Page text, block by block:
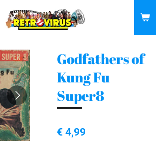
Godfathers of
Kung Fu
Super8
€ 4,99